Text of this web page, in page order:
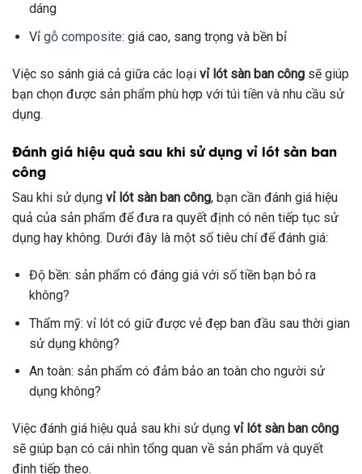
dáng
Vỉ gỗ composite: giá cao, sang trọng và bền bỉ
Việc so sánh giá cả giữa các loại vỉ lót sàn ban công sẽ giúp
bạn chọn được sản phẩm phù hợp với túi tiền và nhu cầu sử
dụng.
Đánh giá hiệu quả sau khi sử dụng vỉ lót sàn ban
công
Sau khi sử dụng vỉ lót sàn ban công, bạn cần đánh giá hiệu
quả của sản phẩm để đưa ra quyết định có nên tiếp tục sử
dụng hay không. Dưới đây là một số tiêu chí để đánh giá:
Độ bền: sản phẩm có đáng giá với số tiền bạn bỏ ra
không?
Thẩm mỹ: vỉ lót có giữ được vẻ đẹp ban đầu sau thời gian
sử dụng không?
An toàn: sản phẩm có đảm bảo an toàn cho người sử
dụng không?
Việc đánh giá hiệu quả sau khi sử dụng vỉ lót sàn ban công
sẽ giúp bạn có cái nhìn tổng quan về sản phẩm và quyết
định tiếp theo.